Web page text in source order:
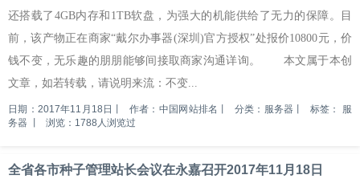
还搭载了4GB内存和1TB软盘，为强大的机能供给了无力的保障。目
前，该产物正在商家“戴尔办事器(深圳)官方授权”处报价10800元，价
钱不变，无乐趣的朋朋能够间接取商家沟通详询。 本文属于本创
文章，如若转载，请说明来流：不变...
日期：2017年11月18日 作者：中国网站排名 分类：服务器 标签： 服
务器
浏览：1788人浏览过
全省各市种子管理站长会议在永嘉召开2017年11月18日